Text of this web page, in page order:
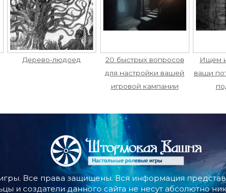
Дерево-людоед
20 быстрых вопросов
для настройки вашей
игровой кампании
Ищем
ваши
Все права защищены. Вся информация
и создатели данного сайта не несут абсолютно